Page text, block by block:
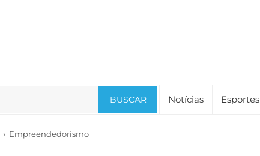
BUSCAR Notícias Esportes
› Empreendedorismo